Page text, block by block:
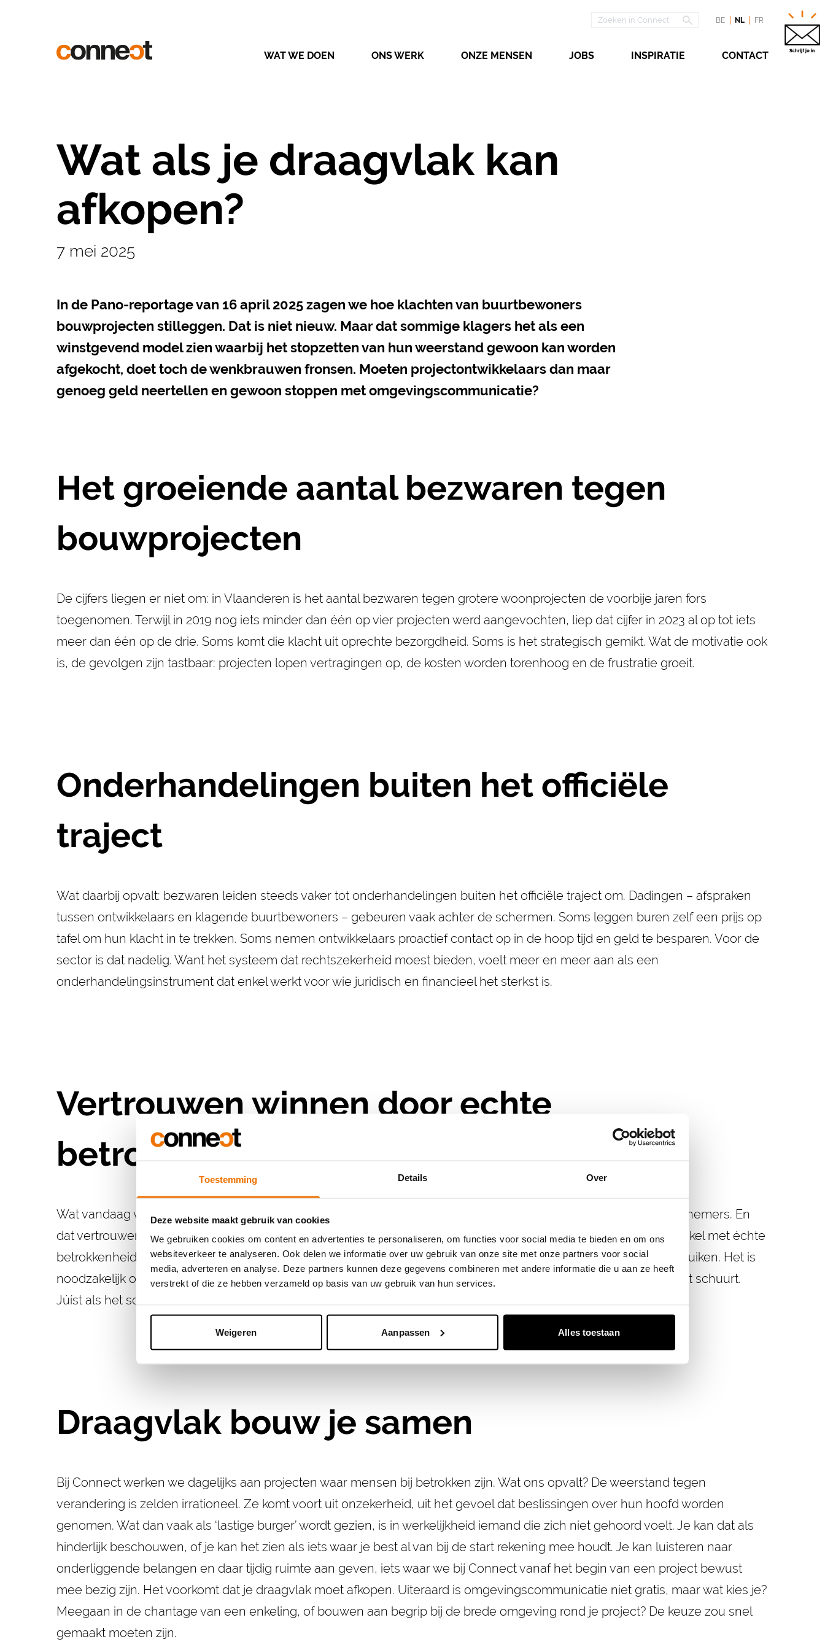
Toestemming Details Over
Deze website maakt gebruik van cookies
We gebruiken cookies om content en advertenties te personaliseren, om functies voor social media te bieden en om ons
websiteverkeer te analyseren. Ook delen we informatie over uw gebruik van onze site met onze partners voor social
media, adverteren en analyse. Deze partners kunnen deze gegevens combineren met andere informatie die u aan ze heeft
verstrekt of die ze hebben verzameld op basis van uw gebruik van hun services.
Weigeren Aanpassen Alles toestaan
BE NL FR
WAT WE DOEN ONS WERK ONZE MENSEN JOBS INSPIRATIE CONTACT
Wat als je draagvlak kan
afkopen?
7 mei 2025
In de Pano-reportage van 16 april 2025 zagen we hoe klachten van buurtbewoners
bouwprojecten stilleggen. Dat is niet nieuw. Maar dat sommige klagers het als een
winstgevend model zien waarbij het stopzetten van hun weerstand gewoon kan worden
afgekocht, doet toch de wenkbrauwen fronsen. Moeten projectontwikkelaars dan maar
genoeg geld neertellen en gewoon stoppen met omgevingscommunicatie?
Het groeiende aantal bezwaren tegen
bouwprojecten
De cijfers liegen er niet om: in Vlaanderen is het aantal bezwaren tegen grotere woonprojecten de voorbije jaren fors
toegenomen. Terwijl in 2019 nog iets minder dan één op vier projecten werd aangevochten, liep dat cijfer in 2023 al op tot iets
meer dan één op de drie. Soms komt die klacht uit oprechte bezorgdheid. Soms is het strategisch gemikt. Wat de motivatie ook
is, de gevolgen zijn tastbaar: projecten lopen vertragingen op, de kosten worden torenhoog en de frustratie groeit.
Onderhandelingen buiten het officiële
traject
Wat daarbij opvalt: bezwaren leiden steeds vaker tot onderhandelingen buiten het officiële traject om. Dadingen – afspraken
tussen ontwikkelaars en klagende buurtbewoners – gebeuren vaak achter de schermen. Soms leggen buren zelf een prijs op
tafel om hun klacht in te trekken. Soms nemen ontwikkelaars proactief contact op in de hoop tijd en geld te besparen. Voor de
sector is dat nadelig. Want het systeem dat rechtszekerheid moest bieden, voelt meer en meer aan als een
onderhandelingsinstrument dat enkel werkt voor wie juridisch en financieel het sterkst is.
Vertrouwen winnen door echte
betrokkenheid
Wat vandaag vaak ontbreekt, is vertrouwen in de procedures, in de besluitvorming en in de intenties van initiatiefnemers. En
dat vertrouwen win je niet met een paar gelikte folders of enkele informatiemomenten. Je wint het vertrouwen enkel met échte
betrokkenheid, door heldere afspraken te maken, open overleg te voeren en transparante communicatie te gebruiken. Het is
noodzakelijk om belangen van burgers te begrijpen, emoties te erkennen en het gesprek aan te gaan, ook als het schuurt.
Júíst als het schuurt.
Draagvlak bouw je samen
Bij Connect werken we dagelijks aan projecten waar mensen bij betrokken zijn. Wat ons opvalt? De weerstand tegen
verandering is zelden irrationeel. Ze komt voort uit onzekerheid, uit het gevoel dat beslissingen over hun hoofd worden
genomen. Wat dan vaak als ‘lastige burger’ wordt gezien, is in werkelijkheid iemand die zich niet gehoord voelt. Je kan dat als
hinderlijk beschouwen, of je kan het zien als iets waar je best al van bij de start rekening mee houdt. Je kan luisteren naar
onderliggende belangen en daar tijdig ruimte aan geven, iets waar we bij Connect vanaf het begin van een project bewust
mee bezig zijn. Het voorkomt dat je draagvlak moet afkopen. Uiteraard is omgevingscommunicatie niet gratis, maar wat kies je?
Meegaan in de chantage van een enkeling, of bouwen aan begrip bij de brede omgeving rond je project? De keuze zou snel
gemaakt moeten zijn.